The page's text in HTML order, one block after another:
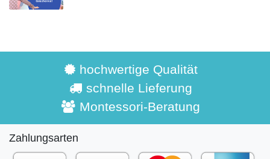
hochwertige Qualität
schnelle Lieferung
Montessori-Beratung
Zahlungsarten